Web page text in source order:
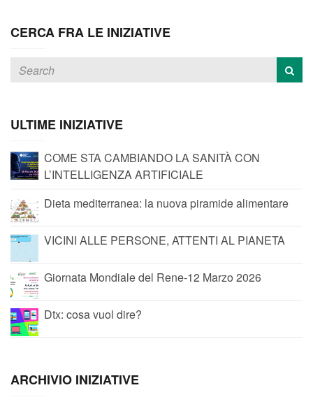
CERCA FRA LE INIZIATIVE
ULTIME INIZIATIVE
COME STA CAMBIANDO LA SANITÀ CON
L’INTELLIGENZA ARTIFICIALE
Dieta mediterranea: la nuova piramide alimentare
VICINI ALLE PERSONE, ATTENTI AL PIANETA
Giornata Mondiale del Rene-12 Marzo 2026
Dtx: cosa vuol dire?
ARCHIVIO INIZIATIVE